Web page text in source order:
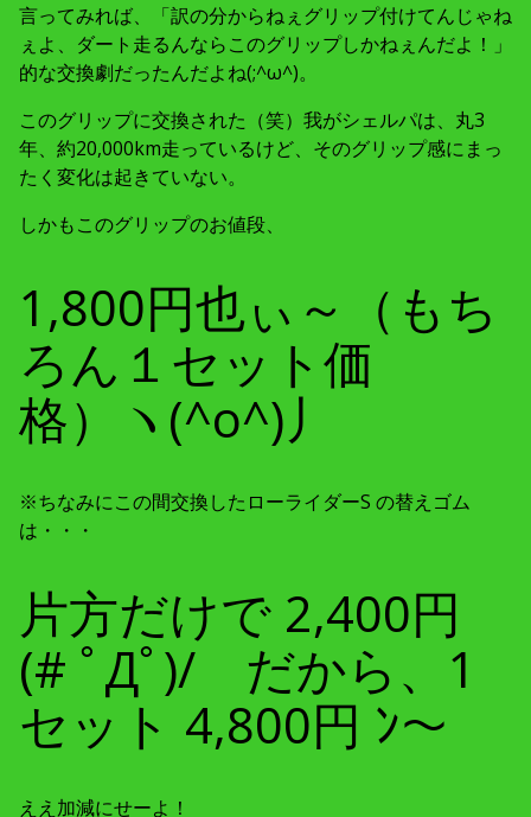
言ってみれば、「訳の分からねぇグリップ付けてんじゃね
ぇよ、ダート走るんならこのグリップしかねぇんだよ！」
的な交換劇だったんだよね(;^ω^)。
このグリップに交換された（笑）我がシェルパは、丸3
年、約20,000km走っているけど、そのグリップ感にまっ
たく変化は起きていない。
しかもこのグリップのお値段、
1,800円也ぃ～（もち
ろん１セット価
格）ヽ(^o^)丿
※ちなみにこの間交換したローライダーS の替えゴム
は・・・
片方だけで 2,400円
(# ﾟДﾟ)/ だから、1
セット 4,800円 ﾝ～
ええ加減にせーよ！